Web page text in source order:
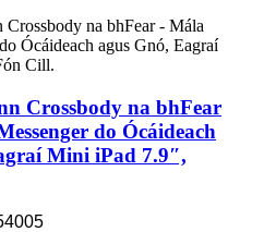
Crossbody na bhFear
do Ócáideach
Mini iPad 7.9″,